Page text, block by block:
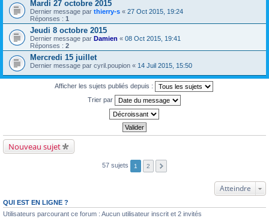
Mardi 27 octobre 2015
Dernier message par thierry-s « 27 Oct 2015, 19:24
Réponses : 1
Jeudi 8 octobre 2015
Dernier message par Damien « 08 Oct 2015, 19:41
Réponses : 2
Mercredi 15 juillet
Dernier message par cyril.poupion « 14 Juil 2015, 15:50
Afficher les sujets publiés depuis :
Trier par
Nouveau sujet
57 sujets 1 2
Atteindre
QUI EST EN LIGNE ?
Utilisateurs parcourant ce forum : Aucun utilisateur inscrit et 2 invités